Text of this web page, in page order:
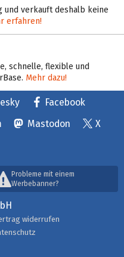
und verkauft deshalb keine
erfahren!
schnelle, flexible und
Mehr dazu!
Facebook
Mastodon
X
Probleme mit einem
Werbebanner?
widerrufen